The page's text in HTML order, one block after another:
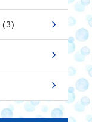
(3)